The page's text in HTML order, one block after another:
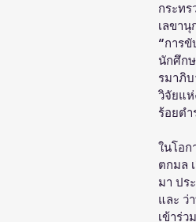
กระท
เลขา
“การ
นักศึกษ
รมาภิ
วิจัยแห่
ร้อยต
ในโอก
ตกมล
มา ปร
และ ว่
เข้าร่